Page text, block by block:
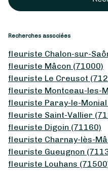
Recherches associées
fleuriste Chalon-sur-
fleuriste Mâcon (71000)
fleuriste Le Creusot
fleuriste Montceau-les-
fleuriste Paray-le-Monial
fleuriste Saint-Vallier
fleuriste Digoin (71160)
fleuriste Charnay-lès-
fleuriste Gueugnon
fleuriste Louhans